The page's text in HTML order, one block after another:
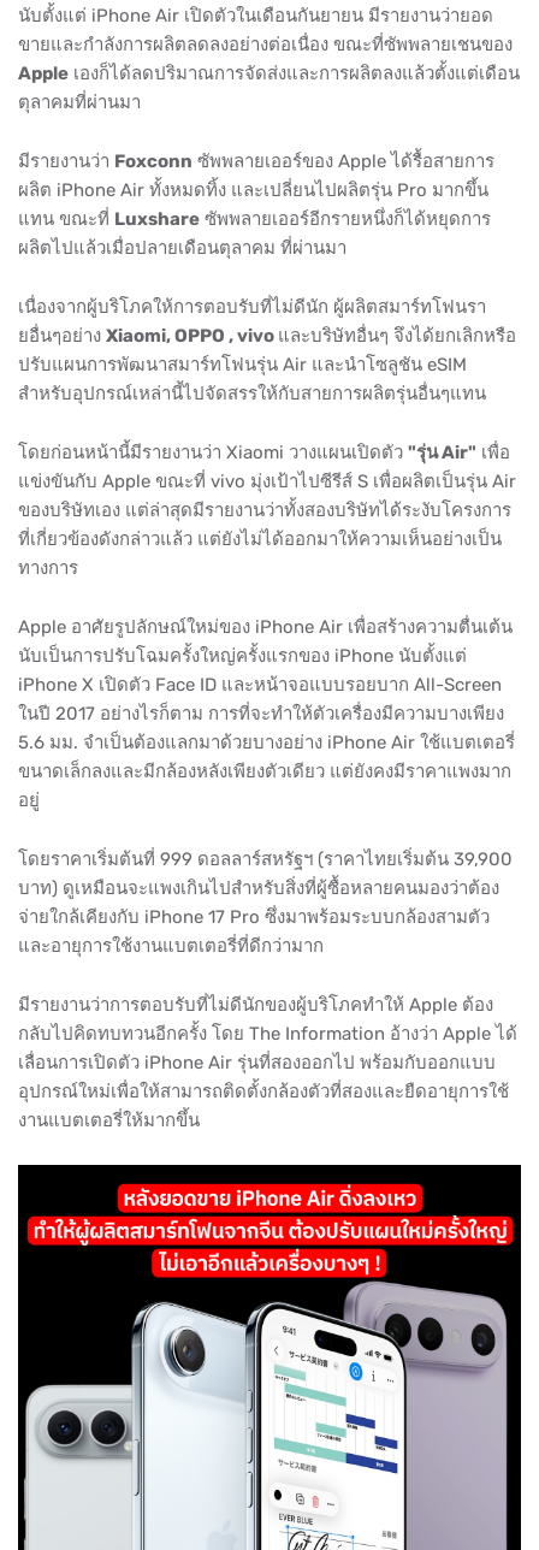
นับตั้งแต่ iPhone Air เปิดตัวในเดือนกันยายน มีรายงานว่ายอด
ขายและกำลังการผลิตลดลงอย่างต่อเนื่อง ขณะที่ซัพพลายเชนของ
Apple เองก็ได้ลดปริมาณการจัดส่งและการผลิตลงแล้วตั้งแต่เดือน
ตุลาคมที่ผ่านมา
มีรายงานว่า Foxconn ซัพพลายเออร์ของ Apple ได้รื้อสายการ
ผลิต iPhone Air ทั้งหมดทิ้ง และเปลี่ยนไปผลิตรุ่น Pro มากขึ้น
แทน ขณะที่ Luxshare ซัพพลายเออร์อีกรายหนึ่งก็ได้หยุดการ
ผลิตไปแล้วเมื่อปลายเดือนตุลาคม ที่ผ่านมา
เนื่องจากผู้บริโภคให้การตอบรับที่ไม่ดีนัก ผู้ผลิตสมาร์ทโฟนรา
ยอื่นๆอย่าง Xiaomi, OPPO , vivo และบริษัทอื่นๆ จึงได้ยกเลิกหรือ
ปรับแผนการพัฒนาสมาร์ทโฟนรุ่น Air และนำโซลูชัน eSIM
สำหรับอุปกรณ์เหล่านี้ไปจัดสรรให้กับสายการผลิตรุ่นอื่นๆแทน
โดยก่อนหน้านี้มีรายงานว่า Xiaomi วางแผนเปิดตัว "รุ่น Air" เพื่อ
แข่งขันกับ Apple ขณะที่ vivo มุ่งเป้าไปซีรีส์ S เพื่อผลิตเป็นรุ่น Air
ของบริษัทเอง แต่ล่าสุดมีรายงานว่าทั้งสองบริษัทได้ระงับโครงการ
ที่เกี่ยวข้องดังกล่าวแล้ว แต่ยังไม่ได้ออกมาให้ความเห็นอย่างเป็น
ทางการ
Apple อาศัยรูปลักษณ์ใหม่ของ iPhone Air เพื่อสร้างความตื่นเต้น
นับเป็นการปรับโฉมครั้งใหญ่ครั้งแรกของ iPhone นับตั้งแต่
iPhone X เปิดตัว Face ID และหน้าจอแบบรอยบาก All-Screen
ในปี 2017 อย่างไรก็ตาม การที่จะทำให้ตัวเครื่องมีความบางเพียง
5.6 มม. จำเป็นต้องแลกมาด้วยบางอย่าง iPhone Air ใช้แบตเตอรี่
ขนาดเล็กลงและมีกล้องหลังเพียงตัวเดียว แต่ยังคงมีราคาแพงมาก
อยู่
โดยราคาเริ่มต้นที่ 999 ดอลลาร์สหรัฐฯ (ราคาไทยเริ่มต้น 39,900
บาท) ดูเหมือนจะแพงเกินไปสำหรับสิ่งที่ผู้ซื้อหลายคนมองว่าต้อง
จ่ายใกล้เคียงกับ iPhone 17 Pro ซึ่งมาพร้อมระบบกล้องสามตัว
และอายุการใช้งานแบตเตอรี่ที่ดีกว่ามาก
มีรายงานว่าการตอบรับที่ไม่ดีนักของผู้บริโภคทำให้ Apple ต้อง
กลับไปคิดทบทวนอีกครั้ง โดย The Information อ้างว่า Apple ได้
เลื่อนการเปิดตัว iPhone Air รุ่นที่สองออกไป พร้อมกับออกแบบ
อุปกรณ์ใหม่เพื่อให้สามารถติดตั้งกล้องตัวที่สองและยืดอายุการใช้
งานแบตเตอรี่ให้มากขึ้น